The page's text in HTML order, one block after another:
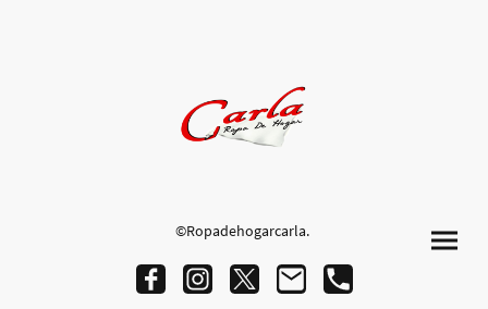
©Ropadehogarcarla.